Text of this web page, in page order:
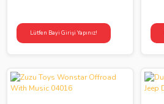
Lütfen Bayi Girişi Yapınız!